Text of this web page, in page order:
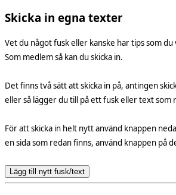
Skicka in egna texter
Vet du något fusk eller kanske har tips som du
Som medlem så kan du skicka in.
Det finns två sätt att skicka in på, antingen
eller så lägger du till på ett fusk eller text som
För att skicka in helt nytt använd knappen
en sida som redan finns, använd knappen på
Lägg till nytt fusk/text